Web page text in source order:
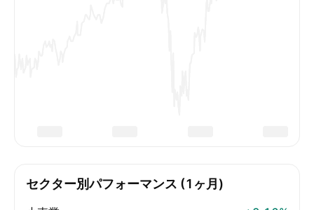
セクター別パフォーマンス (1ヶ月)